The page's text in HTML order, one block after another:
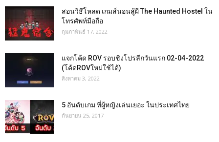
สอนวิธีโหลด เกมส์นอนสู้ผี The Haunted Hostel ใน
โทรศัพท์มือถือ
กุมภาพันธ์ 17, 2022
แจกโค้ด ROV รอบชิงโปรลีกวันแรก 02-04-2022
(โค้ดROVใหม่ใช้ได้)
สิงหาคม 3, 2022
5 อันดับเกม ที่ผู้หญิงเล่นเยอะ ในประเทศไทย
กันยายน 25, 2017